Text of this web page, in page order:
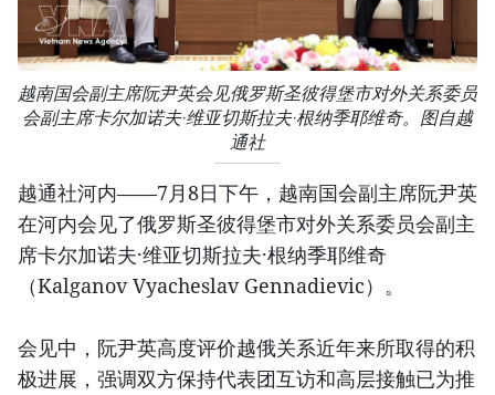
越南国会副主席阮尹英会见俄罗斯圣彼得堡市对外关系委员
会副主席卡尔加诺夫·维亚切斯拉夫·根纳季耶维奇。图自越
通社
越通社河内——7月8日下午，越南国会副主席阮尹英
在河内会见了俄罗斯圣彼得堡市对外关系委员会副主
席卡尔加诺夫·维亚切斯拉夫·根纳季耶维奇
（Kalganov Vyacheslav Gennadievic）。
会见中，阮尹英高度评价越俄关系近年来所取得的积
极进展，强调双方保持代表团互访和高层接触已为推